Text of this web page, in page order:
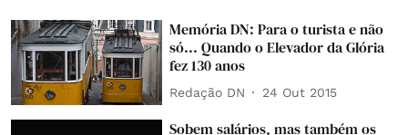
Memória DN: Para o turista e não
só... Quando o Elevador da Glória
fez 130 anos
Redação DN 24 Out 2015
Sobem salários, mas também os